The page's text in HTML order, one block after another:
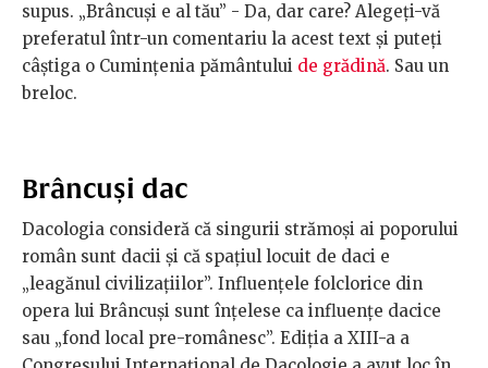
supus. „Brâncuși e al tău” - Da, dar care? Alegeți-vă
preferatul într-un comentariu la acest text și puteți
câștiga o Cumințenia pământului de grădină. Sau un
breloc.
Brâncuși dac
Dacologia consideră că singurii strămoși ai poporului
român sunt dacii și că spațiul locuit de daci e
„leagănul civilizațiilor”. Influențele folclorice din
opera lui Brâncuși sunt înțelese ca influențe dacice
sau „fond local pre-românesc”. Ediția a XIII-a a